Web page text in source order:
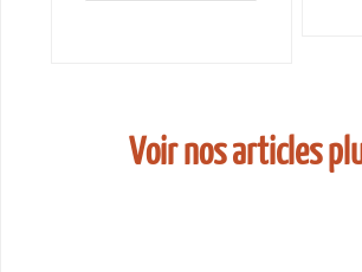
Voir nos articles